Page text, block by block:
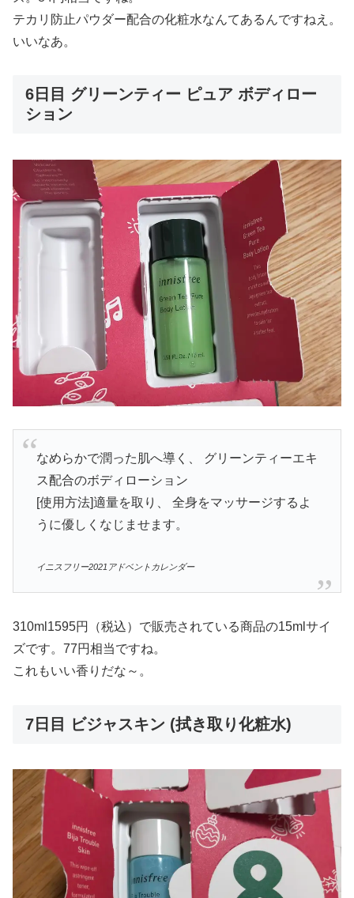
テカリ防止パウダー配合の化粧水なんてあるんですねえ。
いいなあ。
6日目 グリーンティー ピュア ボディロー
ション
なめらかで潤った肌へ導く、 グリーンティーエキ
ス配合のボディローション
[使用方法]適量を取り、 全身をマッサージするよ
うに優しくなじませます。
イニスフリー2021アドベントカレンダー
310ml1595円（税込）で販売されている商品の15mlサイ
ズです。77円相当ですね。
これもいい香りだな～。
7日目 ビジャスキン (拭き取り化粧水)